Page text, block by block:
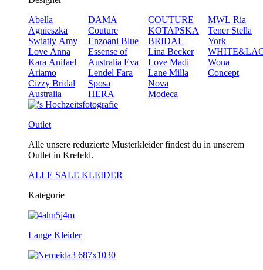
Abella
Agnieszka
Swiatly Amy
Love Anna
Kara Anifael
Ariamo
Cizzy Bridal
Australia
DAMA
Couture
Enzoani Blue
Essense of
Australia Eva
Lendel Fara
Sposa
HERA
COUTURE
KOTAPSKA
BRIDAL
Lina Becker
Love Madi
Lane Milla
Nova
Modeca
MWL Ria
Tener Stella
York
Wona
Concept
Outlet
Alle unsere reduzierte Musterkleider findest du in unserem
Outlet in Krefeld.
ALLE SALE KLEIDER
Kategorie
Lange Kleider